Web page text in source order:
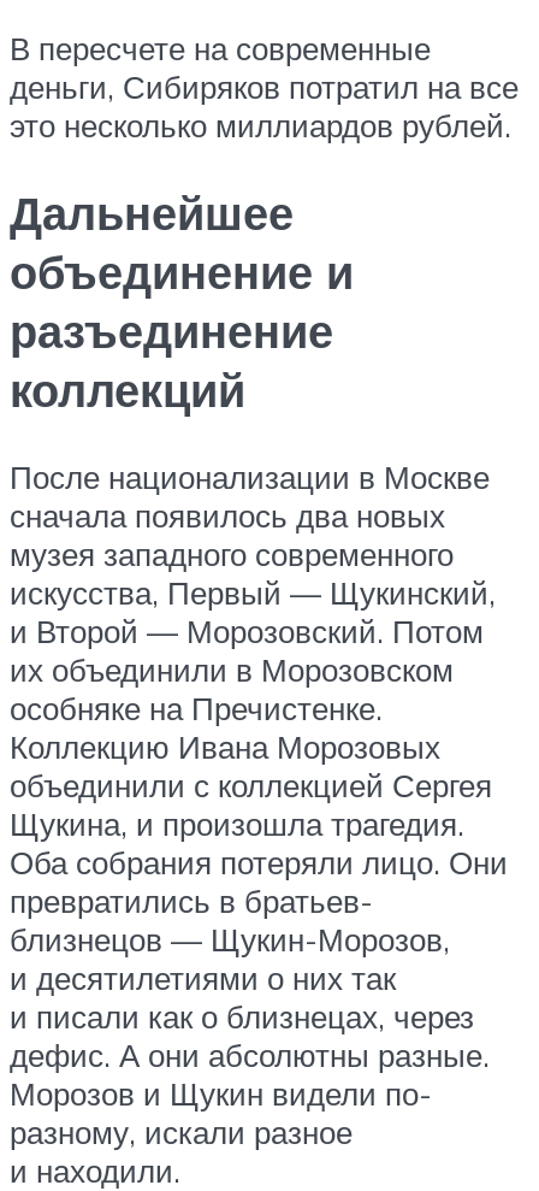
В пересчете на современные
деньги, Сибиряков потратил на все
это несколько миллиардов рублей.
Дальнейшее
объединение и
разъединение
коллекций
После национализации в Москве
сначала появилось два новых
музея западного современного
искусства, Первый — Щукинский,
и Второй — Морозовский. Потом
их объединили в Морозовском
особняке на Пречистенке.
Коллекцию Ивана Морозовых
объединили с коллекцией Сергея
Щукина, и произошла трагедия.
Оба собрания потеряли лицо. Они
превратились в братьев-
близнецов — Щукин-Морозов,
и десятилетиями о них так
и писали как о близнецах, через
дефис. А они абсолютны разные.
Морозов и Щукин видели по-
разному, искали разное
и находили.